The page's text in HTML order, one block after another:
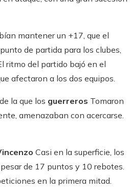
mantener un +17, que el
de partida para los clubes,
ritmo del partido bajó en el
afectaron a los dos equipos.
la que los guerreros Tomaron
amenazaban con acercarse.
Casi en la superficie, los
de 17 puntos y 10 rebotes.
en la primera mitad.